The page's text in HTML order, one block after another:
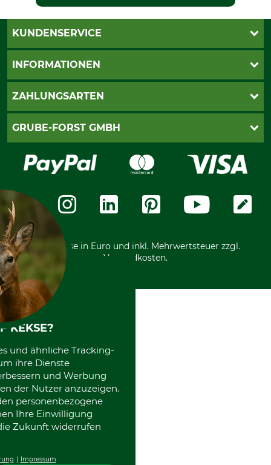
KUNDENSERVICE
Katalogbestellung
INFORMATIONEN
AGB
Widerrufsformular
Zahlungsarten
ZAHLUNGSARTEN
PayPal
Rechnung
Vorkasse
GRUBE-FORST GMBH
Karriere
Über uns
Community
International
*Alle Preise in Euro und inkl. Mehrwertsteuer zzgl.
Versandkosten.
KEKSE?
und ähnliche Tracking-
ihre Dienste
und Werbung
der Nutzer anzuzeigen.
personenbezogene
Ihre Einwilligung
Zukunft widerrufen
Impressum